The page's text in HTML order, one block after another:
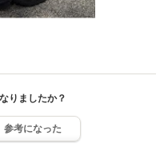
りましたか？
参考になった